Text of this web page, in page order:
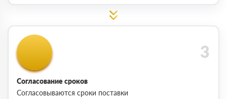
Согласование сроков
Согласовываются сроки поставки